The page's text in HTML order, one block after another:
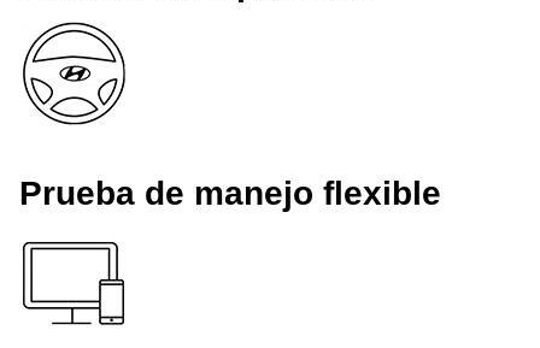
Prueba de manejo flexible